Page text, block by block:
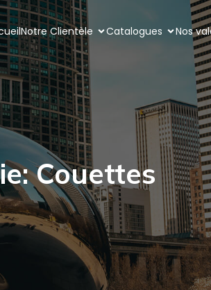
Notre Clientèle Catalogues Nos
Couettes